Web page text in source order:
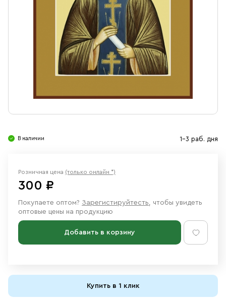
Ювелирные изделия
В наличии 1-3 раб. дня
Розничная цена (только онлайн *)
300 ₽
Покупаете оптом? Зарегистируйтесть, чтобы увидеть
оптовые цены на продукцию
Добавить в корзину
Купить в 1 клик